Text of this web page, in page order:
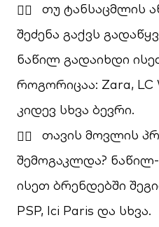
თუ ტანსაცმლის
შეძენა გაქვს
ნაწილ გადაიხდი
როგორიცაა: Zara, LC
კიდევ სხვა ბევრი.
თავის მოვლის
შემოგაკლდა?
ისეთ ბრენდებში
PSP, Ici Paris და სხვა.